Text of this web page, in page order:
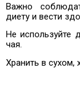
Важно
диету и вести
Не используйте
чая.
Хранить в сухом,